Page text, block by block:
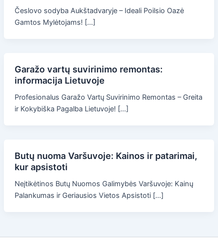
Česlovo sodyba Aukštadvaryje – Ideali Poilsio Oazė
Gamtos Mylėtojams! […]
Garažo vartų suvirinimo remontas:
informacija Lietuvoje
Profesionalus Garažo Vartų Suvirinimo Remontas – Greita
ir Kokybiška Pagalba Lietuvoje! […]
Butų nuoma Varšuvoje: Kainos ir patarimai,
kur apsistoti
Neįtikėtinos Butų Nuomos Galimybės Varšuvoje: Kainų
Palankumas ir Geriausios Vietos Apsistoti […]